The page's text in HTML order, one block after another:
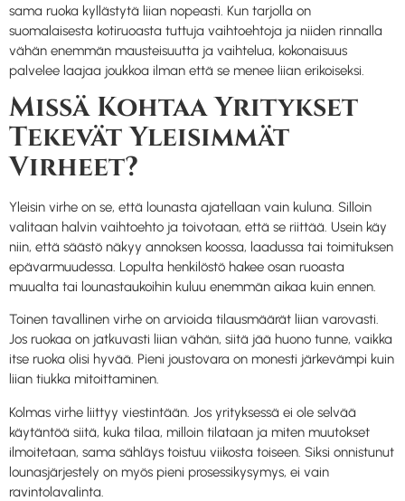
sama ruoka kyllästytä liian nopeasti. Kun tarjolla on
suomalaisesta kotiruoasta tuttuja vaihtoehtoja ja niiden rinnalla
vähän enemmän mausteisuutta ja vaihtelua, kokonaisuus
palvelee laajaa joukkoa ilman että se menee liian erikoiseksi.
Missä Kohtaa Yritykset
Tekevät Yleisimmät
Virheet?
Yleisin virhe on se, että lounasta ajatellaan vain kuluna. Silloin
valitaan halvin vaihtoehto ja toivotaan, että se riittää. Usein käy
niin, että säästö näkyy annoksen koossa, laadussa tai toimituksen
epävarmuudessa. Lopulta henkilöstö hakee osan ruoasta
muualta tai lounastaukoihin kuluu enemmän aikaa kuin ennen.
Toinen tavallinen virhe on arvioida tilausmäärät liian varovasti.
Jos ruokaa on jatkuvasti liian vähän, siitä jää huono tunne, vaikka
itse ruoka olisi hyvää. Pieni joustovara on monesti järkevämpi kuin
liian tiukka mitoittaminen.
Kolmas virhe liittyy viestintään. Jos yrityksessä ei ole selvää
käytäntöä siitä, kuka tilaa, milloin tilataan ja miten muutokset
ilmoitetaan, sama sähläys toistuu viikosta toiseen. Siksi onnistunut
lounasjärjestely on myös pieni prosessikysymys, ei vain
ravintolavalinta.